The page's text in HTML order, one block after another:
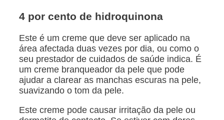
4 por cento de hidroquinona
Este é um creme que deve ser aplicado na
área afectada duas vezes por dia, ou como o
seu prestador de cuidados de saúde indica. É
um creme branqueador da pele que pode
ajudar a clarear as manchas escuras na pele,
suavizando o tom da pele.
Este creme pode causar irritação da pele ou